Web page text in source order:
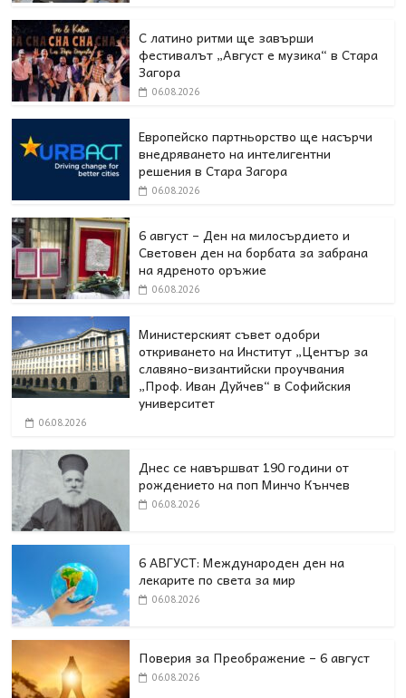
С латино ритми ще завърши
фестивалът „Август е музика“ в Стара
Загора
06.08.2026
Европейско партньорство ще насърчи
внедряването на интелигентни
решения в Стара Загора
06.08.2026
6 август – Ден на милосърдието и
Световен ден на борбата за забрана
на ядреното оръжие
06.08.2026
Министерският съвет одобри
откриването на Институт „Център за
славяно-византийски проучвания
„Проф. Иван Дуйчев“ в Софийския
университет
06.08.2026
Днес се навършват 190 години от
рождението на поп Минчо Кънчев
06.08.2026
6 АВГУСТ: Международен ден на
лекарите по света за мир
06.08.2026
Поверия за Преображение – 6 август
06.08.2026